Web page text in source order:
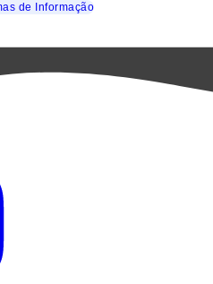
de Informação